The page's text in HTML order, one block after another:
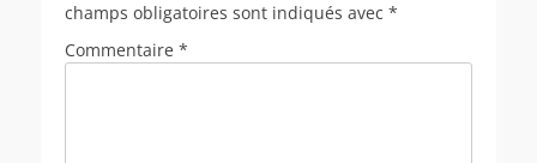
champs obligatoires sont indiqués avec *
Commentaire *